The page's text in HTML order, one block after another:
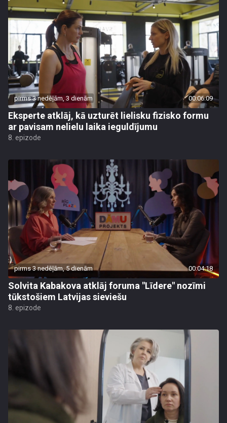
pirms 3 nedēļām, 3 dienām 00:06:09
Eksperte atklāj, kā uzturēt lielisku fizisko formu
ar pavisam nelielu laika ieguldījumu
8. epizode
pirms 3 nedēļām, 5 dienām 00:04:18
Solvita Kabakova atklāj foruma "Līdere" nozīmi
tūkstošiem Latvijas sieviešu
8. epizode